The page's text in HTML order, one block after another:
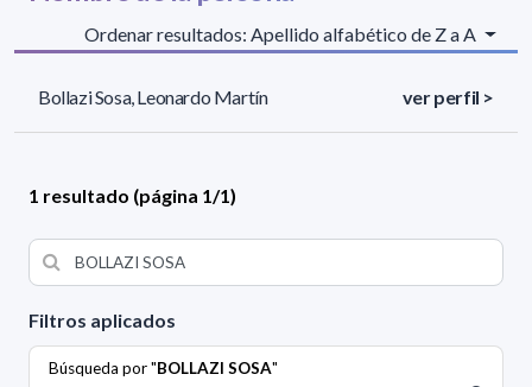
Filtros aplicados
Búsqueda por "BOLLAZI SOSA"
Ordenar resultados: Apellido alfabético de Z a A
Bollazi Sosa, Leonardo Martín ver perfil >
1 resultado (página 1/1)